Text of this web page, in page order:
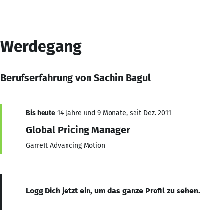
Werdegang
Berufserfahrung von Sachin Bagul
Bis heute 14 Jahre und 9 Monate, seit Dez. 2011
Global Pricing Manager
Garrett Advancing Motion
Logg Dich jetzt ein, um das ganze Profil zu sehen.